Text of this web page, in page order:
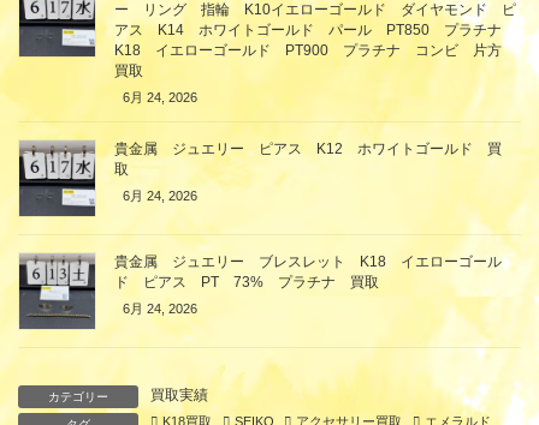
ー リング 指輪 K10イエローゴールド ダイヤモンド ピ
アス K14 ホワイトゴールド パール PT850 プラチナ
K18 イエローゴールド PT900 プラチナ コンビ 片方
買取
6月 24, 2026
貴金属 ジュエリー ピアス K12 ホワイトゴールド 買
取
6月 24, 2026
貴金属 ジュエリー ブレスレット K18 イエローゴール
ド ピアス PT 73% プラチナ 買取
6月 24, 2026
カテゴリー 買取実績
K18買取 SEIKO アクセサリー買取
エメラルド